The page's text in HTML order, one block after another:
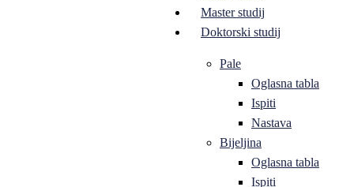
Master studij
Doktorski studij
Pale
Oglasna tabla
Ispiti
Nastava
Bijeljina
Oglasna tabla
Ispiti